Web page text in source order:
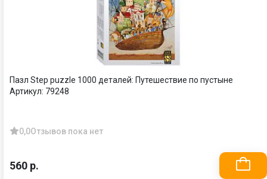
Пазл Step puzzle 1000 деталей: Путешествие по пустыне
Артикул: 79248
0,0Отзывов пока нет
560 р.